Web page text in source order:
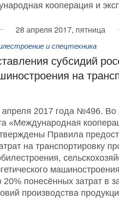
кооперация и
28 апреля 2017, пятница
и спецтехника
субсидий
на
апреля 2017 года №496. Во
«Международная
Правила
на транспортировку
понесённых затрат в
производства